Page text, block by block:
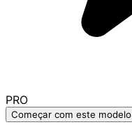
PRO
Começar com este modelo